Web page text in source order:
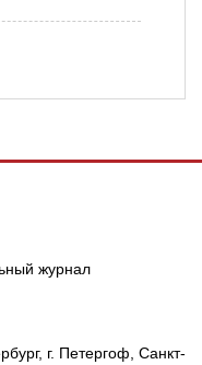
журнал
г. Петергоф, Санкт-